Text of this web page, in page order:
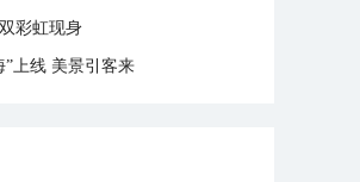
彩虹现身
”上线 美景引客来